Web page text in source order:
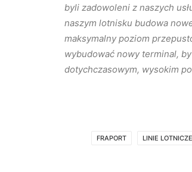
byli zadowoleni z naszych
naszym lotnisku budowa
maksymalny poziom
wybudować nowy terminal,
dotychczasowym, wysokim
FRAPORT LINIE LOTNICZE